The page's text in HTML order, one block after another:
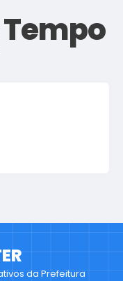
da Prefeitura